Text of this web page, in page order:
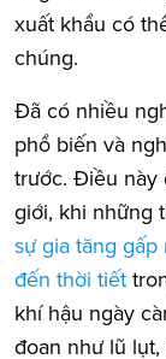
xuất khẩu có
chúng.
Đã có nhiều
phổ biến và
trước. Điều này
giới, khi những
sự gia tăng
đến thời tiết
khí hậu ngày
đoan như lũ